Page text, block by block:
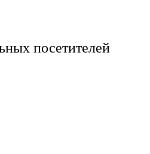
посетителей